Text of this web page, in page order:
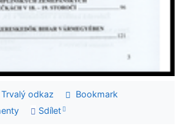
Trvalý odkaz
Bookmark
Sdílet